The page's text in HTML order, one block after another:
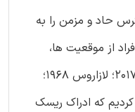
حاد و مزمن را به
از موقعیت ها،
بررسی میکند (بلیس و همکارانش 2017؛ لازاروس 1968؛
ما فرض کردیم که ادراک ریسک